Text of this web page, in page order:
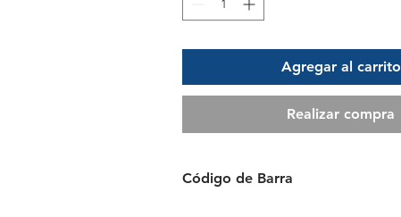
Agregar al carrito
Realizar compra
Código de Barra